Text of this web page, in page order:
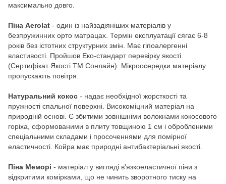
максимально довго.
Піна Aerolat - один із найзадіяніших матеріалів у
безпружинних орто матрацах. Термін експлуатації сягає 6-8
років без істотних структурних змін. Має гіпоалергенні
властивості. Пройшов Еко-стандарт перевірку якості
(Сертифікат Якості ТМ Сонлайн). Мікроосередки матеріалу
пропускають повітря.
Натуральний кокос - надає необхідної жорсткості та
пружності спальної поверхні. Високоміцний матеріал на
природній основі. Є збитими зовнішніми волокнами кокосового
горіха, сформованими в плиту товщиною 1 см і обробленими
спеціальними складами і просоченнями для помірної
еластичності. Койра має природні антибактеріальні якості.
Піна Меморі - матеріал у вигляді в'язкоеластичної піни з
відкритими комірками, що не чинить зворотного тиску на